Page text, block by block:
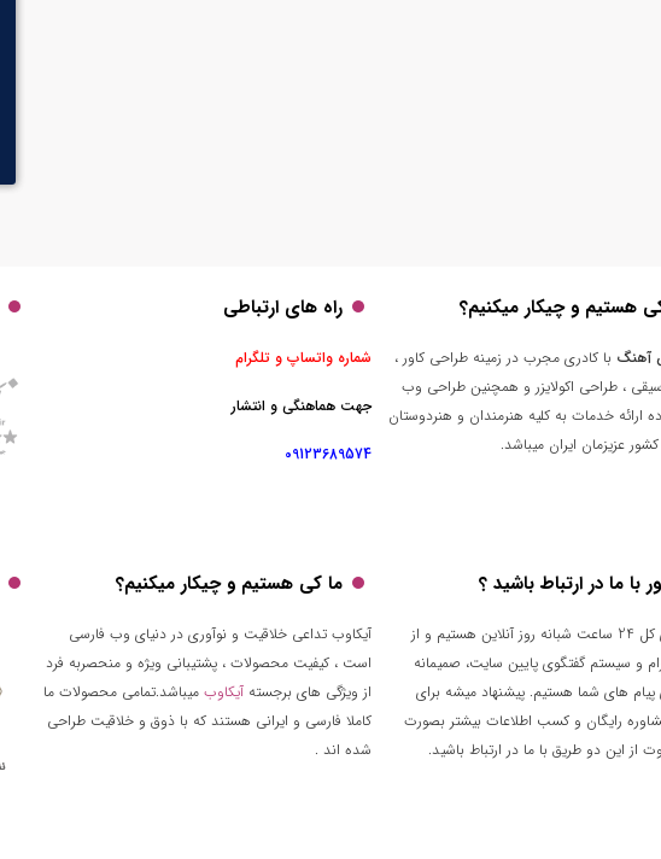
هستیم و چیکار میکنیم؟
آهنگ با کادری مجرب در زمینه طراحی کاور ،
، طراحی اکولایزر و همچنین طراحی وب
ارائه خدمات به کلیه هنرمندان و هنردوستان
عزیزمان ایران میباشد.
راه های ارتباطی
شماره واتساپ و تلگرام
جهت هماهنگی و انتشار
09123689574
با ما در ارتباط باشید ؟
تقریبا توی کل 24 ساعت شبانه روز آنلاین هستیم و از
و سیستم گفتگوی پایین سایت، صمیمانه
های شما هستیم. پیشنهاد میشه برای
رایگان و کسب اطلاعات بیشتر بصورت
از این دو طریق با ما در ارتباط باشید.
ما کی هستیم و چیکار میکنیم؟
آیکاوب تداعی خلاقیت و نوآوری در دنیای وب فارسی
است ، کیفیت محصولات ، پشتیبانی ویژه و منحصربه فرد
از ویژگی های برجسته آیکاوب میباشد.تمامی محصولات ما
کاملا فارسی و ایرانی هستند که با ذوق و خلاقیت طراحی
شده اند .